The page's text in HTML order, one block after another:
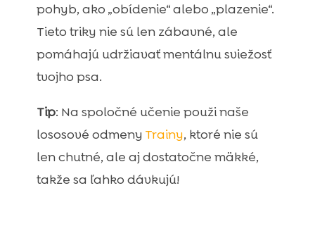
pohyb, ako „obídenie“ alebo „plazenie“.
Tieto triky nie sú len zábavné, ale
pomáhajú udržiavať mentálnu sviežosť
tvojho psa.
Tip: Na spoločné učenie použi naše
lososové odmeny Trainy, ktoré nie sú
len chutné, ale aj dostatočne mäkké,
takže sa ľahko dávkujú!